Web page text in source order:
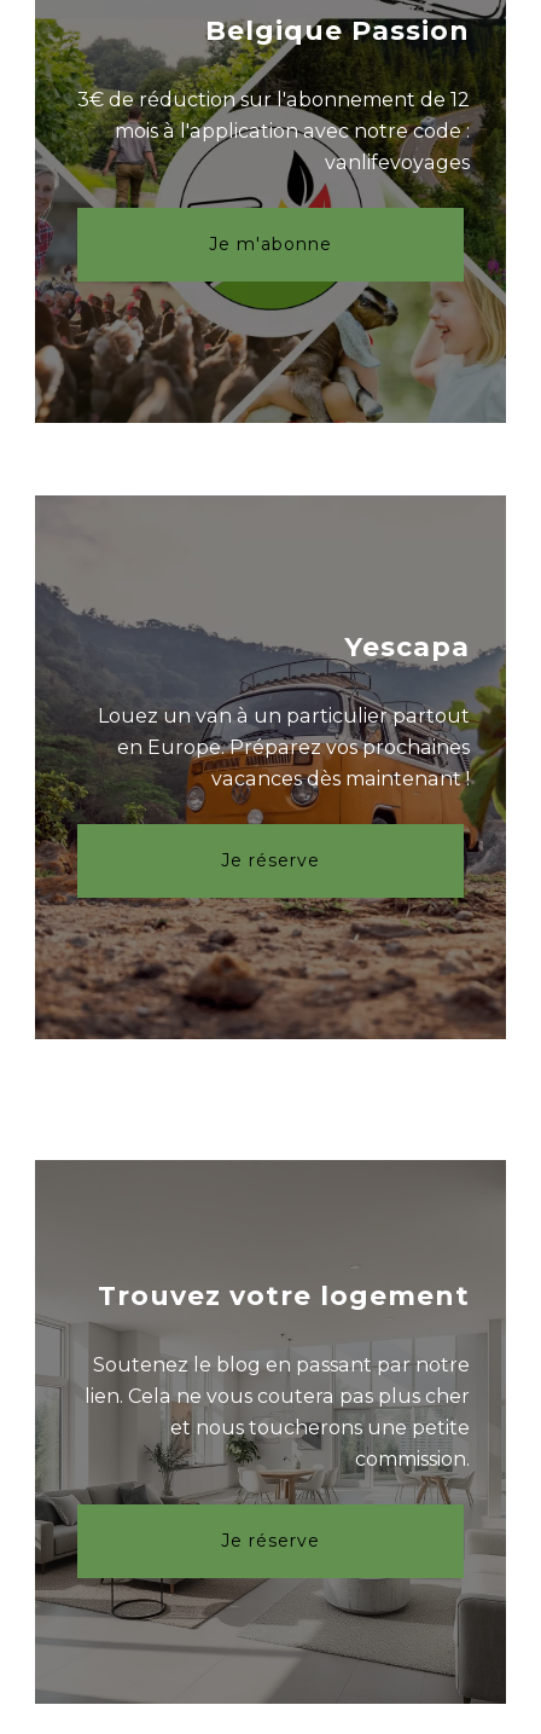
Belgique Passion
3€ de réduction sur l'abonnement de 12
mois à l'application avec notre code :
vanlifevoyages
Je m'abonne
Yescapa
Louez un van à un particulier partout
en Europe. Préparez vos prochaines
vacances dès maintenant !
Je réserve
Trouvez votre logement
Soutenez le blog en passant par notre
lien. Cela ne vous coutera pas plus cher
et nous toucherons une petite
commission.
Je réserve